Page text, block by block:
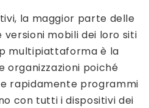
la maggior parte delle
mobili dei loro siti
multipiattaforma è la
organizzazioni poiché
rapidamente programmi
con tutti i dispositivi dei